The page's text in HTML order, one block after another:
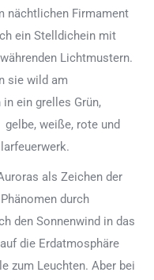
nächtlichen Firmament
ein Stelldichein mit
Lichtmustern.
sie wild am
ein grelles Grün,
weiße, rote und
als Zeichen der
durch
den Sonnenwind in das
die Erdatmosphäre
zum Leuchten. Aber bei